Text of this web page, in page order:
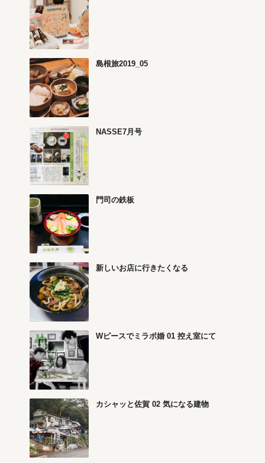
島根旅2019_05
NASSE7月号
門司の鉄板
新しいお店に行きたくなる
Wピースでミラボ婚 01 控え室にて
カシャッと佐賀 02 気になる建物